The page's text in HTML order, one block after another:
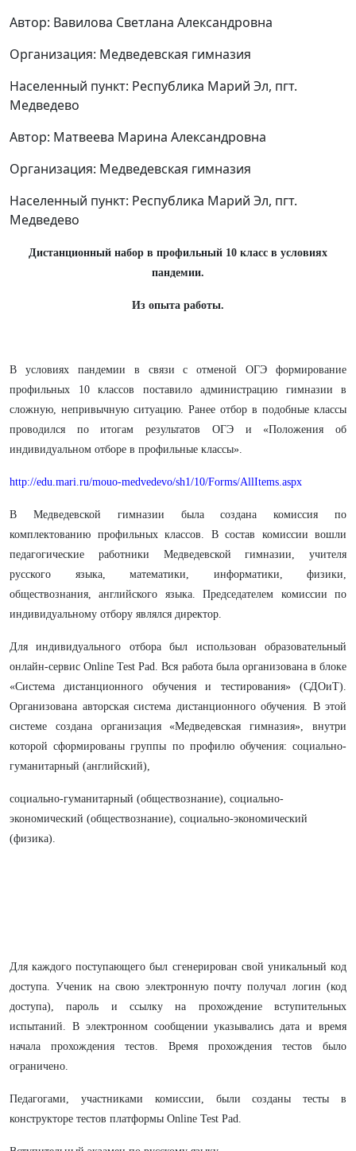
Автор: Вавилова Светлана Александровна
Организация: Медведевская гимназия
Населенный пункт: Республика Марий Эл, пгт.
Медведево
Автор: Матвеева Марина Александровна
Организация: Медведевская гимназия
Населенный пункт: Республика Марий Эл, пгт.
Медведево
Дистанционный набор в профильный 10 класс в условиях
пандемии.
Из опыта работы.
В условиях пандемии в связи с отменой ОГЭ формирование
профильных 10 классов поставило администрацию гимназии в
сложную, непривычную ситуацию. Ранее отбор в подобные классы
проводился по итогам результатов ОГЭ и «Положения об
индивидуальном отборе в профильные классы».
http://edu.mari.ru/mouo-medvedevo/sh1/10/Forms/AllItems.aspx
В Медведевской гимназии была создана комиссия по
комплектованию профильных классов. В состав комиссии вошли
педагогические работники Медведевской гимназии, учителя
русского языка, математики, информатики, физики,
обществознания, английского языка. Председателем комиссии по
индивидуальному отбору являлся директор.
Для индивидуального отбора был использован образовательный
онлайн-сервис Online Test Pad. Вся работа была организована в блоке
«Система дистанционного обучения и тестирования» (СДОиТ).
Организована авторская система дистанционного обучения. В этой
системе создана организация «Медведевская гимназия», внутри
которой сформированы группы по профилю обучения: социально-
гуманитарный (английский),
социально-гуманитарный (обществознание), социально-
экономический (обществознание), социально-экономический
(физика).
Для каждого поступающего был сгенерирован свой уникальный код
доступа. Ученик на свою электронную почту получал логин (код
доступа), пароль и ссылку на прохождение вступительных
испытаний. В электронном сообщении указывались дата и время
начала прохождения тестов. Время прохождения тестов было
ограничено.
Педагогами, участниками комиссии, были созданы тесты в
конструкторе тестов платформы Online Test Pad.